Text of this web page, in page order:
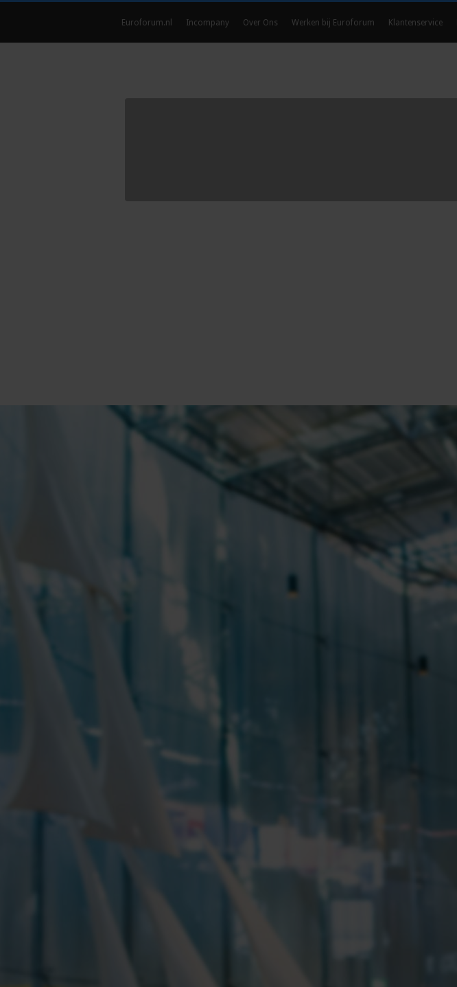
Euroforum.nl Incompany Over Ons Werken bij Euroforum Klantenservice